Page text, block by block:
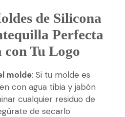
de Silicona
Perfecta
con Tu Logo
molde: Si tu molde es
con agua tibia y jabón
cualquier residuo de
de secarlo